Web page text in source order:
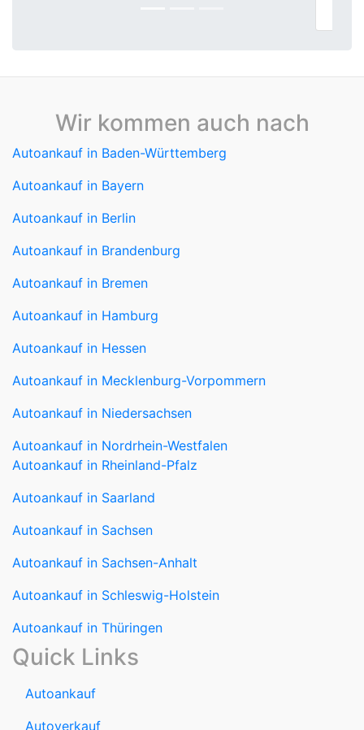
Wir kommen auch nach
Autoankauf in Baden-Württemberg
Autoankauf in Bayern
Autoankauf in Berlin
Autoankauf in Brandenburg
Autoankauf in Bremen
Autoankauf in Hamburg
Autoankauf in Hessen
Autoankauf in Mecklenburg-Vorpommern
Autoankauf in Niedersachsen
Autoankauf in Nordrhein-Westfalen
Autoankauf in Rheinland-Pfalz
Autoankauf in Saarland
Autoankauf in Sachsen
Autoankauf in Sachsen-Anhalt
Autoankauf in Schleswig-Holstein
Autoankauf in Thüringen
Quick Links
Autoankauf
Autoverkauf